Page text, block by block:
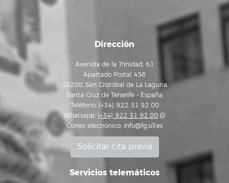
Dirección
Avenida de la Trinidad, 61
Apartado Postal 456
38200, San Cristóbal de La Laguna
Santa Cruz de Tenerife - España
Teléfono: (+34) 922 31 92 00
Whatsapp: (+34) 922 31 92 00
Correo electrónico: info@fg.ull.es
Solicitar cita previa
Servicios telemáticos